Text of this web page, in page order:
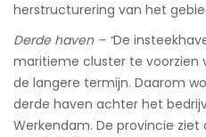
herstructurering van het
Derde haven – “De
maritieme cluster te voorzien
de langere termijn. Daarom
derde haven achter het
Werkendam. De provincie